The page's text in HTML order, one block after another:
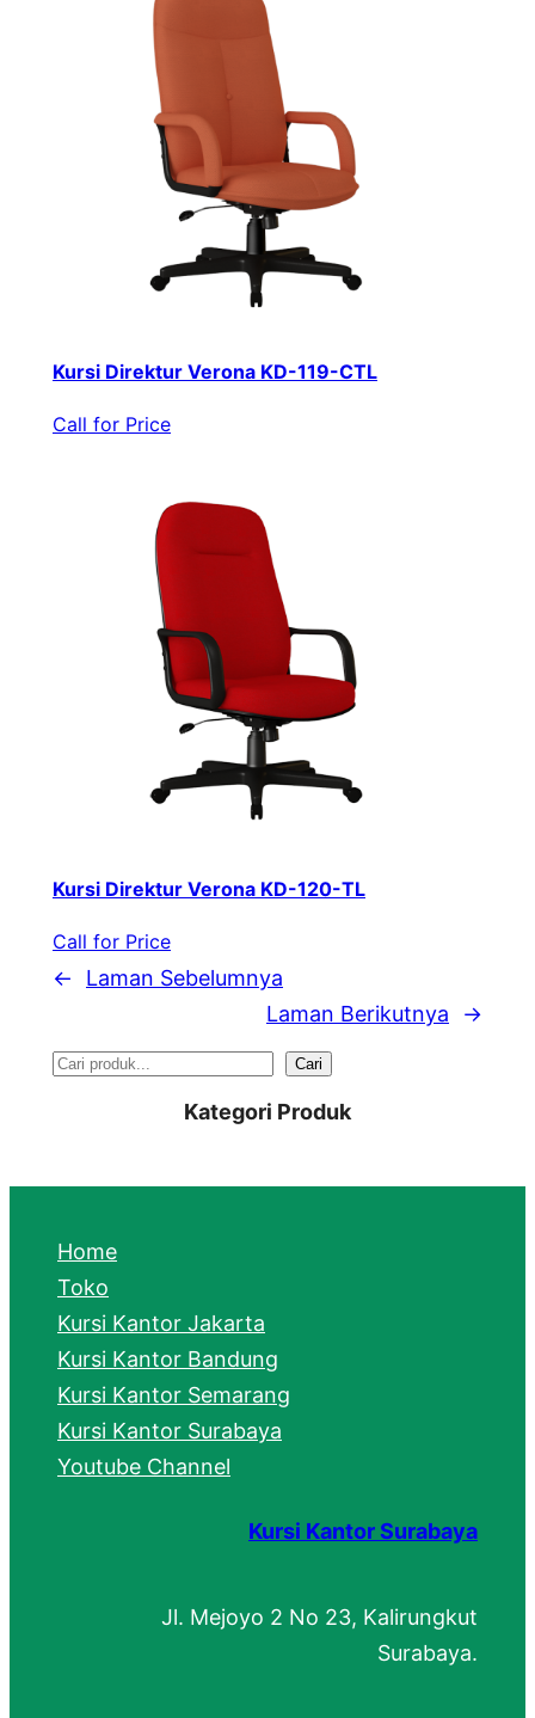
Kursi Direktur Verona KD-119-CTL
Call for Price
Kursi Direktur Verona KD-120-TL
Call for Price
←
Laman Sebelumnya
Laman Berikutnya
→
S
r
h
Cari
Kategori Produk
Home
Toko
Kursi Kantor Jakarta
Kursi Kantor Bandung
Kursi Kantor Semarang
Kursi Kantor Surabaya
Youtube Channel
Kursi Kantor Surabaya
Jl. Mejoyo 2 No 23, Kalirungkut
Surabaya.